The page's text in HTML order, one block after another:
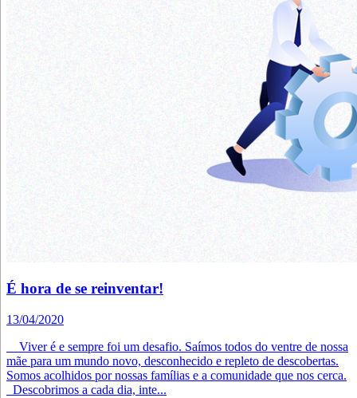
É hora de se reinventar!
13/04/2020
Viver é e sempre foi um desafio. Saímos todos do ventre de nossa
mãe para um mundo novo, desconhecido e repleto de descobertas.
Somos acolhidos por nossas famílias e a comunidade que nos cerca.
Descobrimos a cada dia, inte...